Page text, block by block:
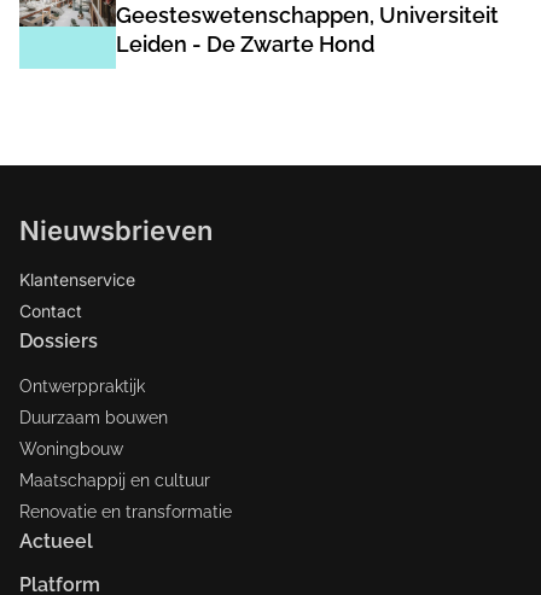
Geesteswetenschappen, Universiteit
Leiden - De Zwarte Hond
Nieuwsbrieven
Klantenservice
Contact
Dossiers
Ontwerppraktijk
Duurzaam bouwen
Woningbouw
Maatschappij en cultuur
Renovatie en transformatie
Actueel
Platform